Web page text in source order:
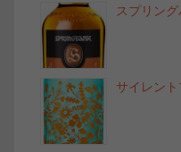
スプリン
サイレン